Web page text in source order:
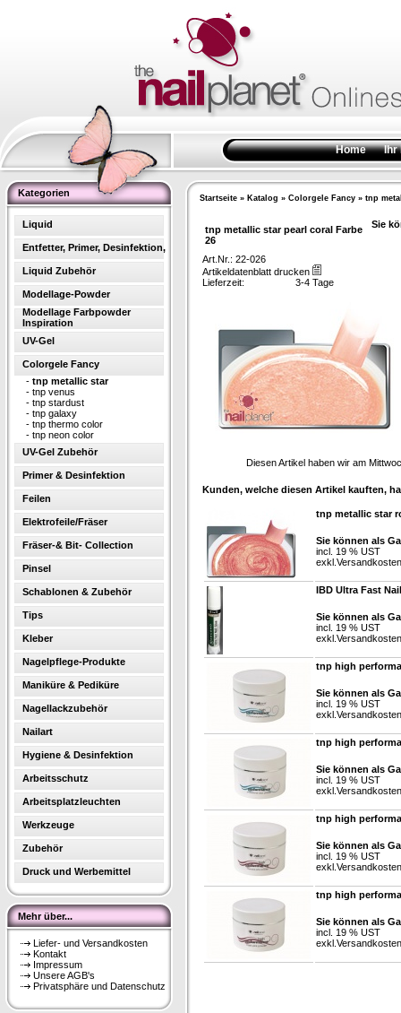
Home Ihr
Kategorien
Liquid
Entfetter, Primer, Desinfektion,
Liquid Zubehör
Modellage-Powder
Modellage Farbpowder
Inspiration
UV-Gel
Colorgele Fancy
- tnp metallic star
- tnp venus
- tnp stardust
- tnp galaxy
- tnp thermo color
- tnp neon color
UV-Gel Zubehör
Primer & Desinfektion
Feilen
Elektrofeile/Fräser
Fräser-& Bit- Collection
Pinsel
Schablonen & Zubehör
Tips
Kleber
Nagelpflege-Produkte
Maniküre & Pediküre
Nagellackzubehör
Nailart
Hygiene & Desinfektion
Arbeitsschutz
Arbeitsplatzleuchten
Werkzeuge
Zubehör
Druck und Werbemittel
Mehr über...
Liefer- und Versandkosten
Kontakt
Impressum
Unsere AGB's
Privatsphäre und Datenschutz
Startseite » Katalog » Colorgele Fancy » tnp
tnp metallic star pearl coral Farbe
26
Sie
Art.Nr.: 22-026
Artikeldatenblatt drucken
Lieferzeit:
3-4 Tage
Diesen Artikel haben wir am
Kunden, welche diesen Artikel kauften,
tnp metallic star
Sie können als
incl. 19 % UST
exkl. Versandkosten
IBD Ultra Fast
Sie können als
incl. 19 % UST
exkl. Versandkosten
tnp high
Sie können als
incl. 19 % UST
exkl. Versandkosten
tnp high
Sie können als
incl. 19 % UST
exkl. Versandkosten
tnp high
Sie können als
incl. 19 % UST
exkl. Versandkosten
tnp high
Sie können als
incl. 19 % UST
exkl. Versandkosten